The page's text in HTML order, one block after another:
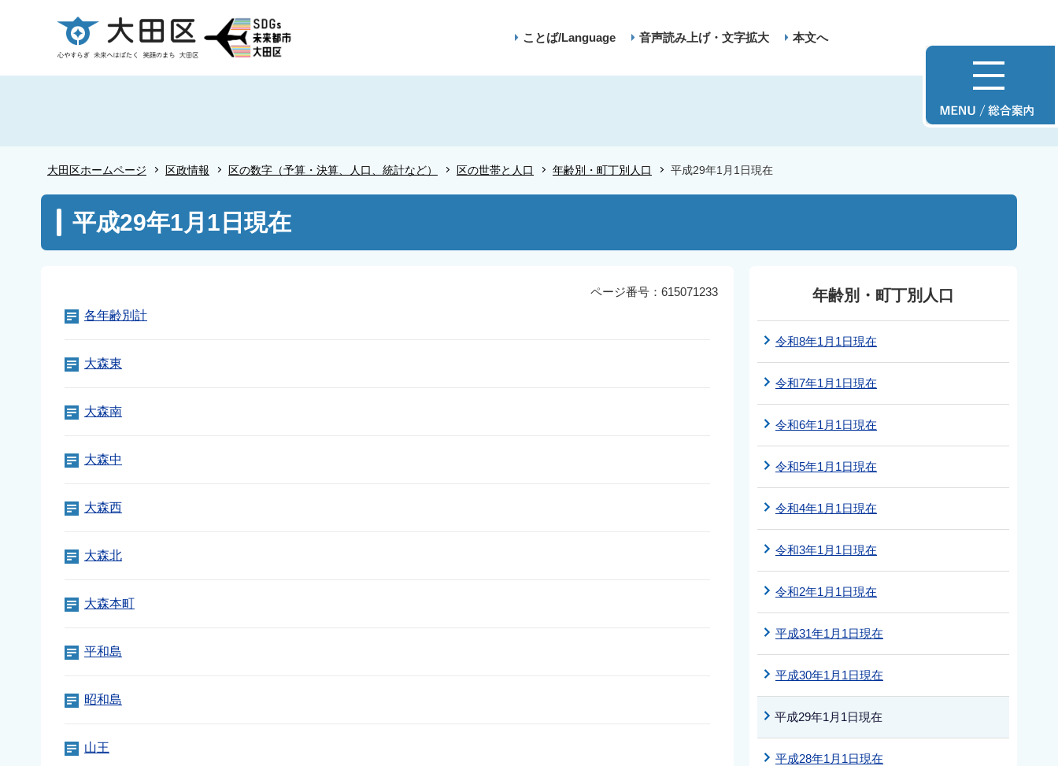
ー
ことば/Language 音声読み上げ・文字拡大 本文へ
大田区ホームページ 区政情報 区の数字（予算・決算、人口、統計など） 区の世帯と人口 年齢別・町丁別人口 平成29年1月1日現在
こ
平成29年1月1日現在
ページ番号：615071233
各年齢別計
大森東
大森南
大森中
大森西
大森北
大森本町
平和島
昭和島
山王
年齢別・町丁別人口
令和8年1月1日現在
令和7年1月1日現在
令和6年1月1日現在
令和5年1月1日現在
令和4年1月1日現在
令和3年1月1日現在
令和2年1月1日現在
平成31年1月1日現在
平成30年1月1日現在
平成29年1月1日現在
平成28年1月1日現在